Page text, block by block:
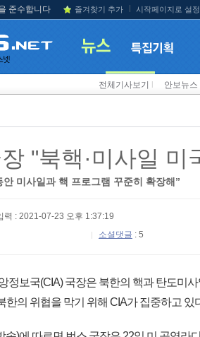
준수합니다 즐겨찾기 추가 시작페이지로 설정
전체기사보기 안보뉴스
"북핵·미사일 미
미사일과 핵 프로그램 꾸준히 확장해”
력 : 2021-07-23 오후 1:37:19
소셜댓글 : 5
정보국(CIA) 국장은 북한의 핵과 탄도미
한의 위협을 막기 위해 CIA가 집중하고 있